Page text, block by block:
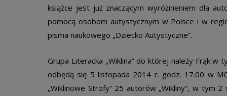
książce jest już znaczącym wyróżnieniem dla
pomocą osobom autystycznym w Polsce i w
pisma naukowego „Dziecko Autystyczne”.
Grupa Literacka „Wiklina” do której należy Frąk
odbędą się 5 listopada 2014 r. godz. 17.00 w
„Wiklinowe Strofy” 25 autorów „Wikliny”, w tym 2